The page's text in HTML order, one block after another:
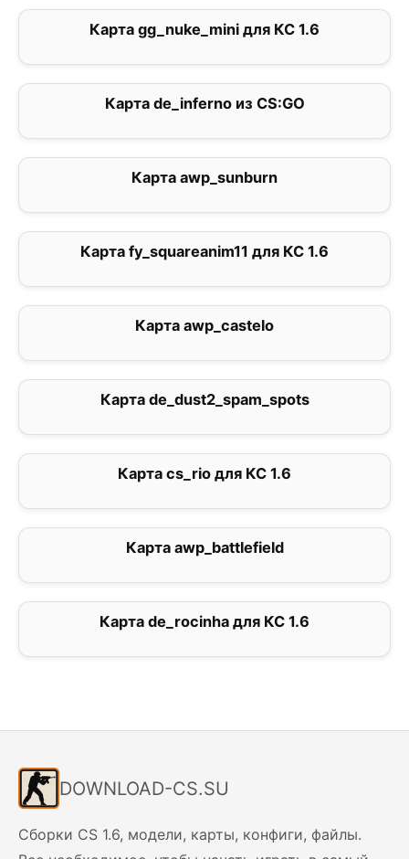
Карта gg_nuke_mini для КС 1.6
Карта de_inferno из CS:GO
Карта awp_sunburn
Карта fy_squareanim11 для КС 1.6
Карта awp_castelo
Карта de_dust2_spam_spots
Карта cs_rio для КС 1.6
Карта awp_battlefield
Карта de_rocinha для КС 1.6
DOWNLOAD-CS.SU
Сборки CS 1.6, модели, карты, конфиги, файлы.